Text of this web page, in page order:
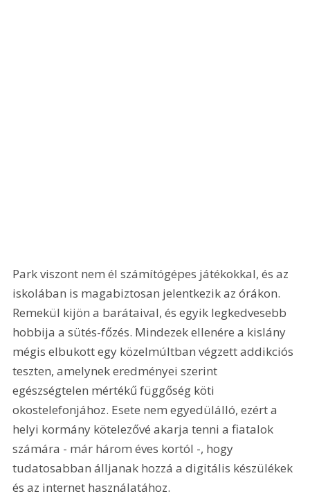
Park viszont nem él számítógépes játékokkal, és az
iskolában is magabiztosan jelentkezik az órákon.
Remekül kijön a barátaival, és egyik legkedvesebb
hobbija a sütés-főzés. Mindezek ellenére a kislány
mégis elbukott egy közelmúltban végzett addikciós
teszten, amelynek eredményei szerint
egészségtelen mértékű függőség köti
okostelefonjához. Esete nem egyedülálló, ezért a
helyi kormány kötelezővé akarja tenni a fiatalok
számára - már három éves kortól -, hogy
tudatosabban álljanak hozzá a digitális készülékek
és az internet használatához.